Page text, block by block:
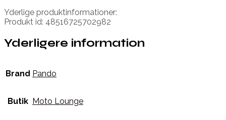
Yderlige produktinformationer:
Produkt id: 48516725702982
Yderligere information
Brand Pando
Butik Moto Lounge